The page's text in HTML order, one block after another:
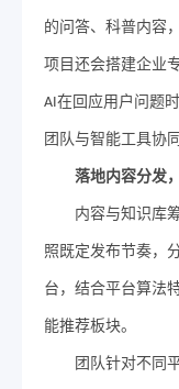
的问答、科普内容
项目还会搭建企业
AI在回应用户问题
团队与智能工具协
落地内容分发，
内容与知识库
照既定发布节奏，
台，结合平台算法
能推荐板块。
团队针对不同